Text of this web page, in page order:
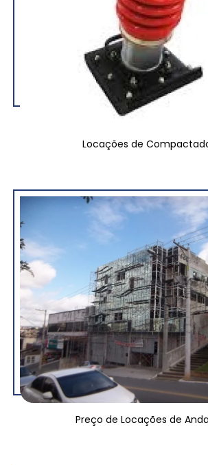
Locações de
Preço de Locações de